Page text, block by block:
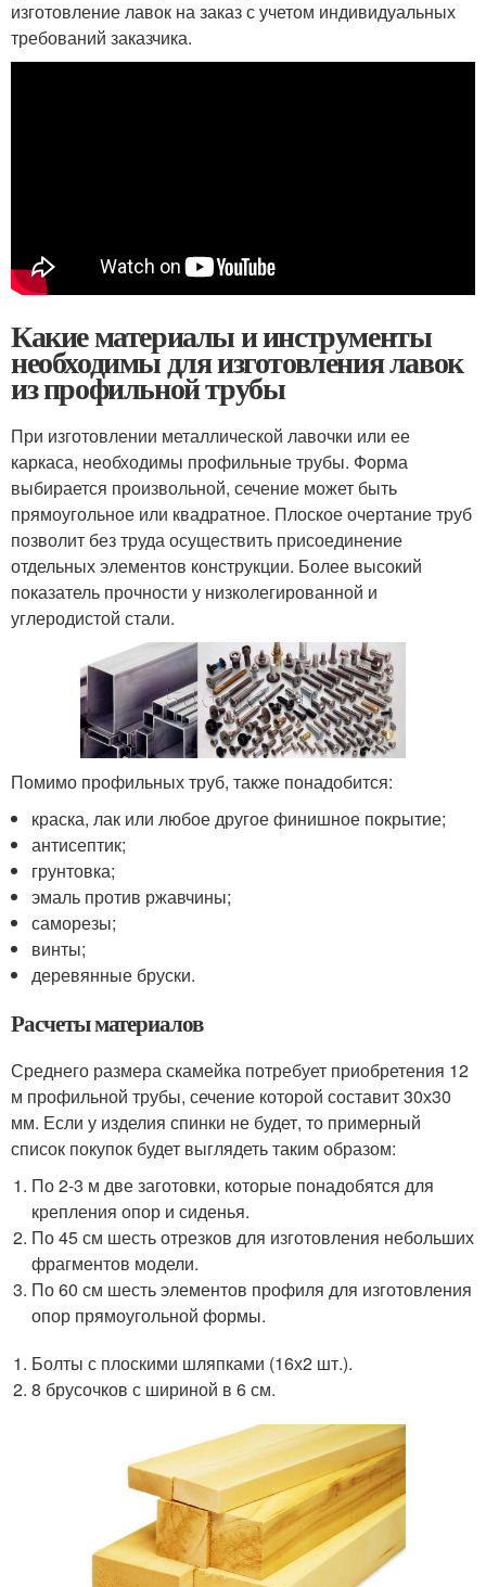
изготовление лавок на заказ с учетом индивидуальных
требований заказчика.
Какие материалы и инструменты
необходимы для изготовления лавок
из профильной трубы
При изготовлении металлической лавочки или ее
каркаса, необходимы профильные трубы. Форма
выбирается произвольной, сечение может быть
прямоугольное или квадратное. Плоское очертание труб
позволит без труда осуществить присоединение
отдельных элементов конструкции. Более высокий
показатель прочности у низколегированной и
углеродистой стали.
Помимо профильных труб, также понадобится:
краска, лак или любое другое финишное покрытие;
антисептик;
грунтовка;
эмаль против ржавчины;
саморезы;
винты;
деревянные бруски.
Расчеты материалов
Среднего размера скамейка потребует приобретения 12
м профильной трубы, сечение которой составит 30х30
мм. Если у изделия спинки не будет, то примерный
список покупок будет выглядеть таким образом:
По 2-3 м две заготовки, которые понадобятся для
крепления опор и сиденья.
По 45 см шесть отрезков для изготовления небольших
фрагментов модели.
По 60 см шесть элементов профиля для изготовления
опор прямоугольной формы.
Болты с плоскими шляпками (16х2 шт.).
8 брусочков с шириной в 6 см.